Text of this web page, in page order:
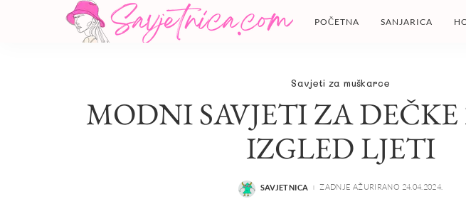
POČETNA SANJARICA
Savjeti za muškarce
MODNI SAVJETI ZA
IZGLED LJETI
POSTED
SAVJETNICA ZADNJE AŽURIRANO 24.04.2024.